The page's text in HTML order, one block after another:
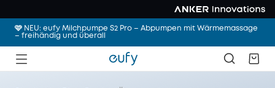
🩷 NEU: eufy Milchpumpe S2 Pro – Abpumpen mit Wärmemassage
– freihändig und überall